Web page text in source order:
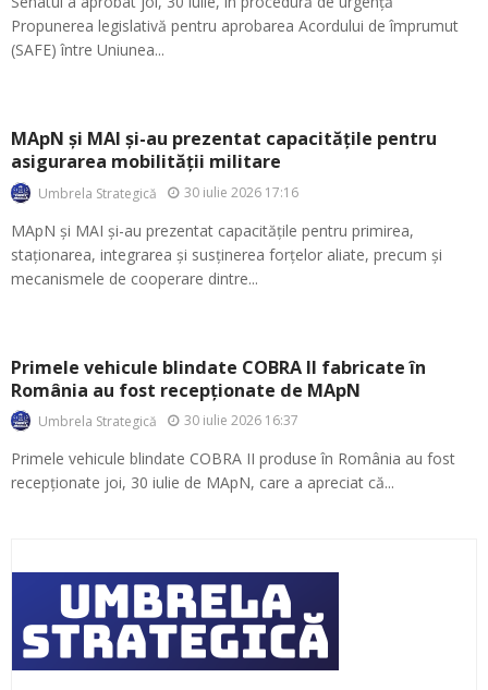
Propunerea legislativă pentru aprobarea Acordului de împrumut
(SAFE) între Uniunea...
MApN și MAI și-au prezentat capacitățile pentru
asigurarea mobilității militare
Umbrela Strategică 30 iulie 2026 17:16
MApN și MAI și-au prezentat capacitățile pentru primirea,
staționarea, integrarea și susținerea forțelor aliate, precum și
mecanismele de cooperare dintre...
Primele vehicule blindate COBRA II fabricate în
România au fost recepționate de MApN
Umbrela Strategică 30 iulie 2026 16:37
Primele vehicule blindate COBRA II produse în România au fost
recepționate joi, 30 iulie de MApN, care a apreciat că...